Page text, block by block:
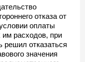
отказа от
оплаты
расходов, при
решил отказаться
значения